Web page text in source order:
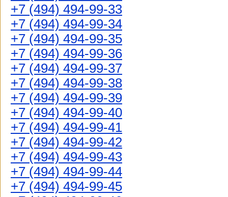
+7 (494) 494-99-33
+7 (494) 494-99-34
+7 (494) 494-99-35
+7 (494) 494-99-36
+7 (494) 494-99-37
+7 (494) 494-99-38
+7 (494) 494-99-39
+7 (494) 494-99-40
+7 (494) 494-99-41
+7 (494) 494-99-42
+7 (494) 494-99-43
+7 (494) 494-99-44
+7 (494) 494-99-45